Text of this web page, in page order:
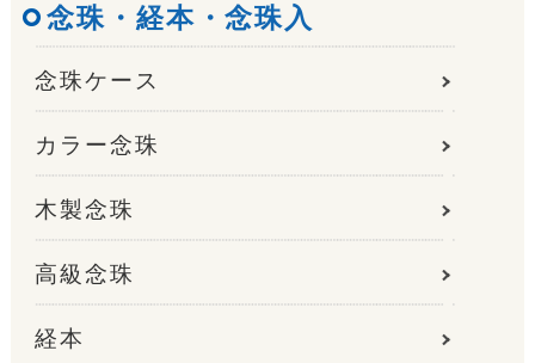
念珠・経本・念珠入
念珠ケース
カラー念珠
木製念珠
高級念珠
経本